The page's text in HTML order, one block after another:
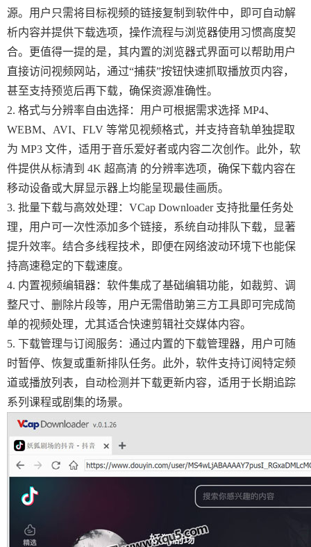
源。用户只需将目标视频的链接复制到软件中，即可自动解
析内容并提供下载选项，操作流程与浏览器使用习惯高度契
合。更值得一提的是，其内置的浏览器式界面可以帮助用户
直接访问视频网站，通过“捕获”按钮快速抓取播放页内容，
甚至支持预览后再下载，确保资源准确性。
2. 格式与分辨率自由选择：用户可根据需求选择 MP4、
WEBM、AVI、FLV 等常见视频格式，并支持音轨单独提取
为 MP3 文件，适用于音乐爱好者或内容二次创作。此外，软
件提供从标清到 4K 超高清 的分辨率选项，确保下载内容在
移动设备或大屏显示器上均能呈现最佳画质。
3. 批量下载与高效处理：VCap Downloader 支持批量任务处
理，用户可一次性添加多个链接，系统自动排队下载，显著
提升效率。结合多线程技术，即便在网络波动环境下也能保
持高速稳定的下载速度。
4. 内置视频编辑器：软件集成了基础编辑功能，如裁剪、调
整尺寸、删除片段等，用户无需借助第三方工具即可完成简
单的视频处理，尤其适合快速剪辑社交媒体内容。
5. 下载管理与订阅服务：通过内置的下载管理器，用户可随
时暂停、恢复或重新排队任务。此外，软件支持订阅特定频
道或播放列表，自动检测并下载更新内容，适用于长期追踪
系列课程或剧集的场景。